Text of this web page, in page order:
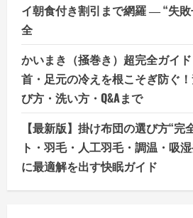
イ朝食付き割引まで網羅 ― “失
全
かいまき（掻巻き）超完全ガイド
首・足元の冷えを根こそぎ防ぐ
び方・洗い方・Q&Aまで
【最新版】掛け布団の選び方“完
ト・羽毛・人工羽毛・調温・吸
に最適解を出す快眠ガイド